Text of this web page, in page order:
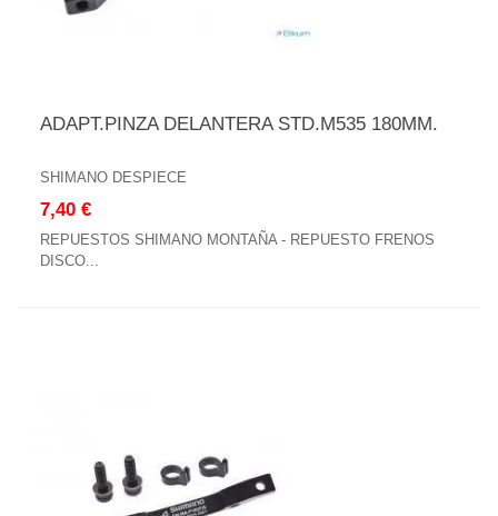
ADAPT.PINZA DELANTERA STD.M535 180MM.
SHIMANO DESPIECE
7,40 €
REPUESTOS SHIMANO MONTAÑA - REPUESTO FRENOS
DISCO...